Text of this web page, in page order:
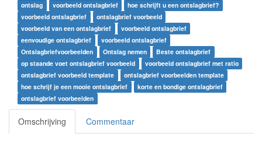
ontslag voorbeeld ontslagbrief
hoe schrijft u een ontslagbrief?
voorbeeld ontslagbrief
ontslagbrief voorbeeld
voorbeeld van een ontslagbrief
voorbeeld ontslagbrief
eenvoudige ontslagbrief
voorbeeld ontslagbrief
Ontslagbriefvoorbeelden
Ontslag nemen
Beste ontslagbrief
op staande voet ontslagbrief voorbeeld
voorbeeld ontslagbrief met ratio
ontslagbrief voorbeeld template
ontslagbrief voorbeelden template
hoe schrijf je een mooie ontslagbrief
korte en bondige ontslagbrief
ontslagbrief voorbeelden
Omschrijving Commentaar